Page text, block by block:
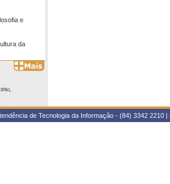
e
da
de Tecnologia da Informação - (84) 3342